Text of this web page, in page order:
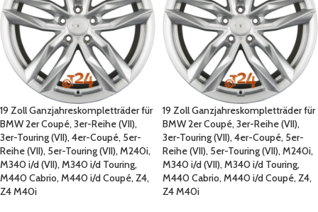
19 Zoll Ganzjahreskompletträder für
BMW 2er Coupé, 3er-Reihe (VII),
3er-Touring (VII), 4er-Coupé, 5er-
Reihe (VII), 5er-Touring (VII), M240i,
M340 i/d (VII), M340 i/d Touring,
M440 Cabrio, M440 i/d Coupé, Z4,
Z4 M40i
19 Zoll Ganzjahreskompletträder für
BMW 2er Coupé, 3er-Reihe (VII),
3er-Touring (VII), 4er-Coupé, 5er-
Reihe (VII), 5er-Touring (VII), M240i,
M340 i/d (VII), M340 i/d Touring,
M440 Cabrio, M440 i/d Coupé, Z4,
Z4 M40i